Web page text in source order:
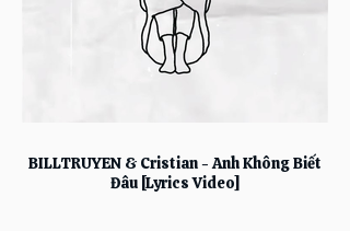
BILLTRUYEN & Cristian - Anh Không Biết
Đâu [Lyrics Video]